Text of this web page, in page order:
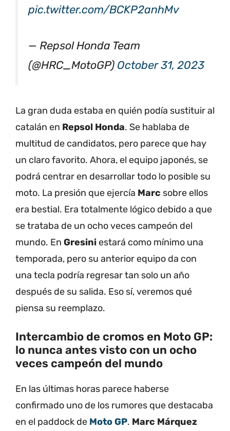
pic.twitter.com/BCKP2anhMv
— Repsol Honda Team
(@HRC_MotoGP) October 31, 2023
La gran duda estaba en quién podía sustituir al
catalán en Repsol Honda. Se hablaba de
multitud de candidatos, pero parece que hay
un claro favorito. Ahora, el equipo japonés, se
podrá centrar en desarrollar todo lo posible su
moto. La presión que ejercía Marc sobre ellos
era bestial. Era totalmente lógico debido a que
se trataba de un ocho veces campeón del
mundo. En Gresini estará como mínimo una
temporada, pero su anterior equipo da con
una tecla podría regresar tan solo un año
después de su salida. Eso sí, veremos qué
piensa su reemplazo.
Intercambio de cromos en Moto GP:
lo nunca antes visto con un ocho
veces campeón del mundo
En las últimas horas parece haberse
confirmado uno de los rumores que destacaba
en el paddock de Moto GP. Marc Márquez